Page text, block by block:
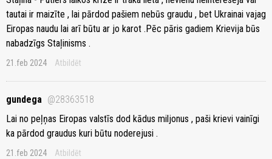
tautai ir maizīte , lai pārdod pašiem nebūs graudu , bet Ukrainai vajag
Eiropas naudu lai arī būtu ar jo karot .Pēc pāris gadiem Krievija būs
nabadzīgs Staļinisms .
21.feb 2024 Atbildēt
gundega @28363518
Lai no peļņas Eiropas valstīs dod kādus miljonus , paši krievi vainīgi
ka pārdod graudus kuri būtu noderejusi .
21.feb 2024 Atbildēt